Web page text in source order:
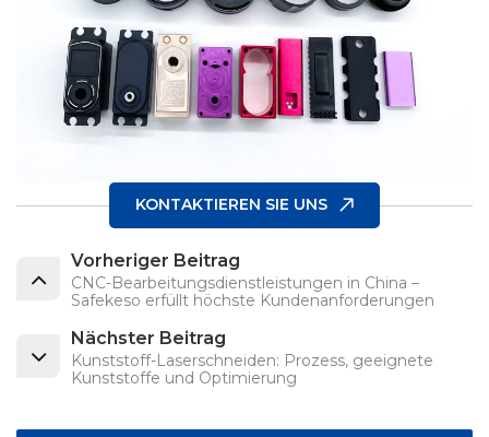
KONTAKTIEREN SIE UNS
Vorheriger Beitrag
CNC-Bearbeitungsdienstleistungen in China –
Safekeso erfüllt höchste Kundenanforderungen
Nächster Beitrag
Kunststoff-Laserschneiden: Prozess, geeignete
Kunststoffe und Optimierung